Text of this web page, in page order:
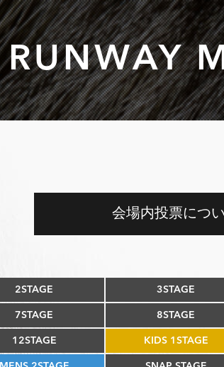
RUNWAY
会場内投票につ
2STAGE 3STAGE
7STAGE 8STAGE
12STAGE KIDS 1STAGE